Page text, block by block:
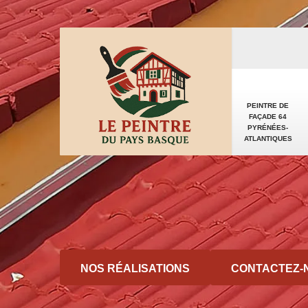
PEINTRE DE
FAÇADE 64
PYRÉNÉES-
ATLANTIQUES
NOS RÉALISATIONS CONTACTEZ-